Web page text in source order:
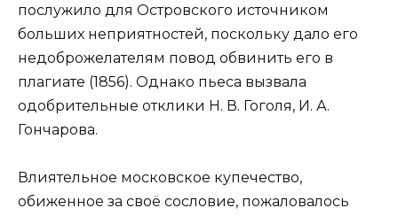
послужило для Островского источником
больших неприятностей, поскольку дало его
недоброжелателям повод обвинить его в
плагиате (1856). Однако пьеса вызвала
одобрительные отклики H. В. Гоголя, И. А.
Гончарова.
Влиятельное московское купечество,
обиженное за своё сословие, пожаловалось